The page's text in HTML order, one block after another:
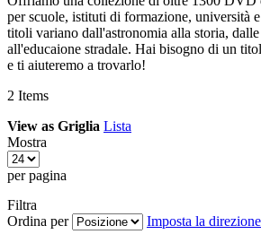
per scuole, istituti di formazione, università
titoli variano dall'astronomia alla storia,
all'educaione stradale. Hai bisogno di un
e ti aiuteremo a trovarlo!
2 Items
View as Griglia Lista
Mostra
per pagina
Filtra
Ordina per
Imposta la